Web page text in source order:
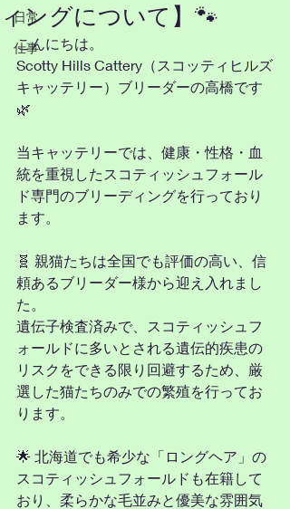
日常
仕事
ィングについて】🐾
こんにちは。
Scotty Hills Cattery（スコッティヒルズ
キャッテリー）ブリーダーの高橋です
🌿
当キャッテリーでは、健康・性格・血
統を重視したスコティッシュフォール
ド専門のブリーディングを行っており
ます。
🧬 親猫たちは全国でも評価の高い、信
頼あるブリーダー様から迎え入れまし
た。
遺伝子検査済みで、スコティッシュフ
ォールドに多いとされる遺伝的疾患の
リスクをできる限り回避するため、厳
選した猫たちのみでの繁殖を行ってお
ります。
🌟 北海道でも希少な「ロングヘア」の
スコティッシュフォールドも在籍して
おり、柔らかな毛並みと優美な雰囲気